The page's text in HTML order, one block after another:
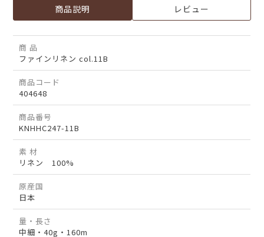
商品説明 レビュー
商 品
ファインリネン col.11B
商品コード
404648
商品番号
KNHHC247-11B
素 材
リネン 100%
原産国
日本
量・長さ
中細・40g・160m